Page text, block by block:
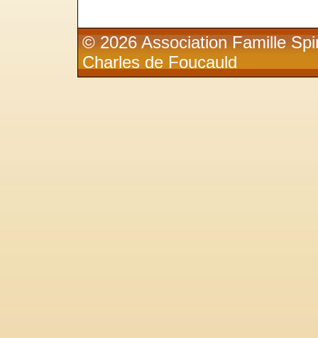
© 2026 Association Famille
Charles de Foucauld